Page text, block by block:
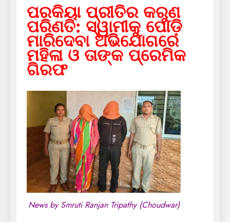
ପରକିୟା ପ୍ରୀତିର କରୁଣ
ପରିଣତି: ସ୍ୱାମୀକୁ ପୋଡ଼ି
ମାରିଦେବା ଅଭିଯୋଗରେ
ମହିଳା ଓ ତାଙ୍କ ପ୍ରେମିକ
ଗିରଫ
News by Smruti Ranjan Tripathy (Choudwar)